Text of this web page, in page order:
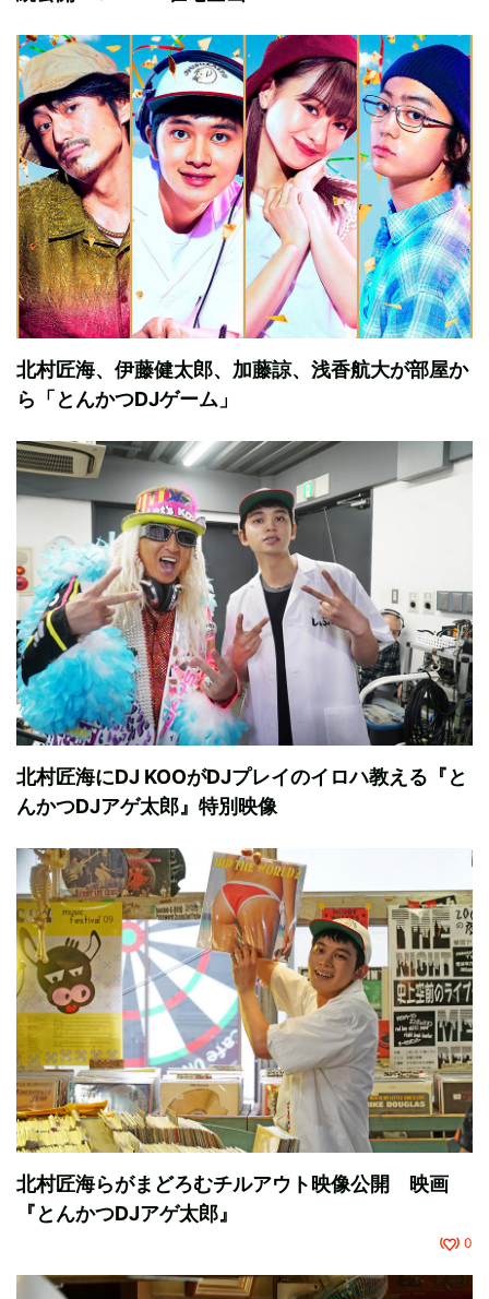
北村匠海、伊藤健太郎、加藤諒、浅香航大が部屋か
ら「とんかつDJゲーム」
北村匠海にDJ KOOがDJプレイのイロハ教える『と
んかつDJアゲ太郎』特別映像
北村匠海らがまどろむチルアウト映像公開 映画
『とんかつDJアゲ太郎』
0